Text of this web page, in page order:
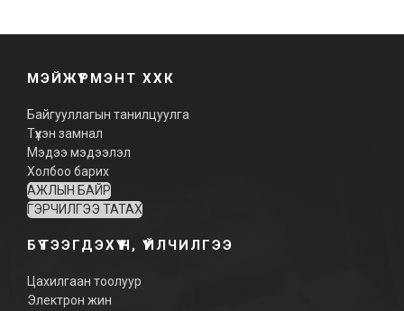
МЭЙЖҮРМЭНТ ХХК
Байгууллагын танилцуулга
Түүхэн замнал
Мэдээ мэдээлэл
Холбоо барих
АЖЛЫН БАЙР
ГЭРЧИЛГЭЭ ТАТАХ
БҮТЭЭГДЭХҮҮН, ҮЙЛЧИЛГЭЭ
Цахилгаан тоолуур
Электрон жин